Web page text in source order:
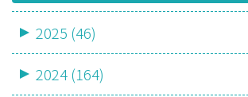
2025 (46)
2024 (164)